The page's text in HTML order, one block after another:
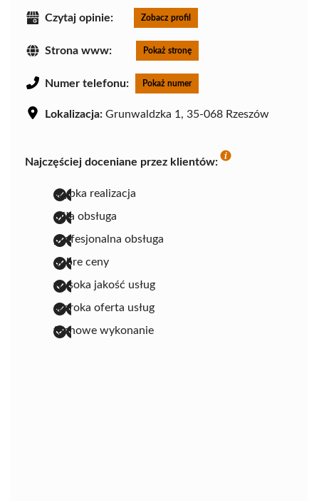
Czytaj opinie: Zobacz profil
Strona www: Pokaż stronę
Numer telefonu: Pokaż numer
Lokalizacja: Grunwaldzka 1, 35-068 Rzeszów
Najczęściej doceniane przez klientów:
szybka realizacja
miła obsługa
profesjonalna obsługa
dobre ceny
wysoka jakość usług
szeroka oferta usług
fachowe wykonanie